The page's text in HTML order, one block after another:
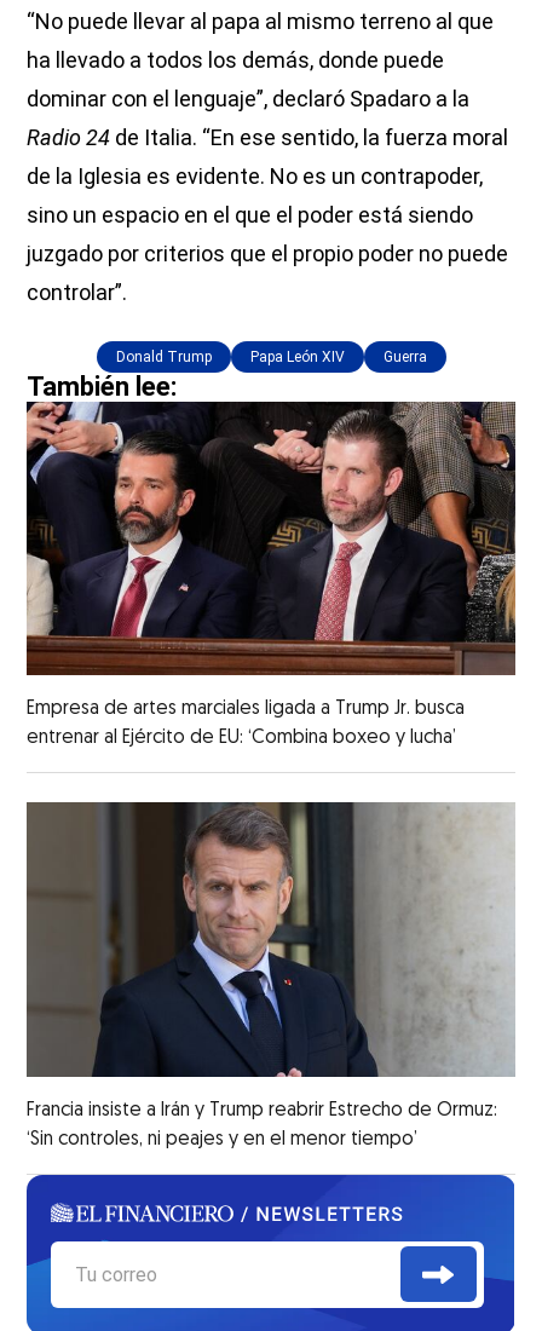
“No puede llevar al papa al mismo terreno al que
ha llevado a todos los demás, donde puede
dominar con el lenguaje”, declaró Spadaro a la
Radio 24 de Italia. “En ese sentido, la fuerza moral
de la Iglesia es evidente. No es un contrapoder,
sino un espacio en el que el poder está siendo
juzgado por criterios que el propio poder no puede
controlar”.
Donald Trump Papa León XIV Guerra
También lee:
Empresa de artes marciales ligada a Trump Jr. busca
entrenar al Ejército de EU: ‘Combina boxeo y lucha’
Francia insiste a Irán y Trump reabrir Estrecho de Ormuz:
‘Sin controles, ni peajes y en el menor tiempo’